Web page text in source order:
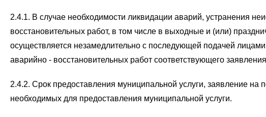
2.4.1. В случае необходимости ликвидации аварий, устранения
восстановительных работ, в том числе в выходные и (или)
осуществляется незамедлительно с последующей подачей
аварийно - восстановительных работ соответствующего
2.4.2. Срок предоставления муниципальной услуги, заявление
необходимых для предоставления муниципальной услуги.